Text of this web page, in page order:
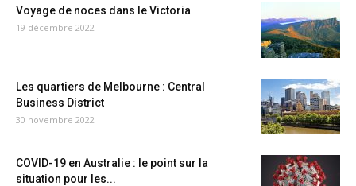
Voyage de noces dans le Victoria
19 décembre 2022
Les quartiers de Melbourne : Central
Business District
30 novembre 2022
COVID-19 en Australie : le point sur la
situation pour les...